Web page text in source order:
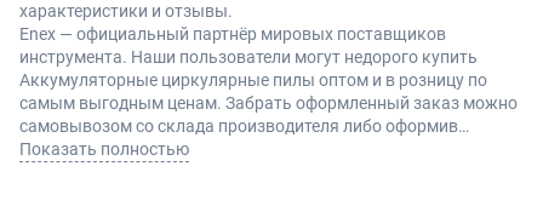
характеристики и отзывы.
Enex — официальный партнёр мировых поставщиков
инструмента. Наши пользователи могут недорого купить
Аккумуляторные циркулярные пилы оптом и в розницу по
самым выгодным ценам. Забрать оформленный заказ можно
самовывозом со склада производителя либо оформив
доставку по Москве и другие регионы России.
Показать полностью